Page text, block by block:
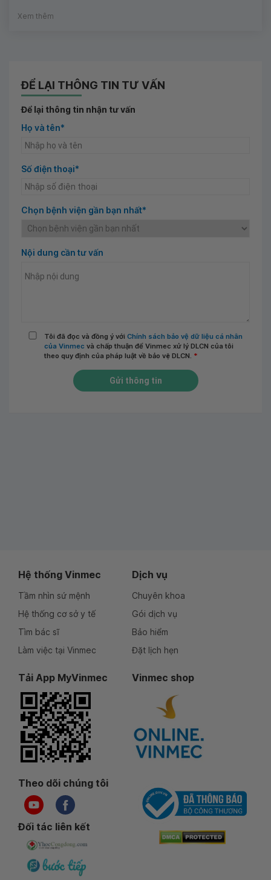
Xem thêm
ĐỂ LẠI THÔNG TIN TƯ VẤN
Để lại thông tin nhận tư vấn
Họ và tên*
Số điện thoại*
Chọn bệnh viện gần bạn nhất*
Nội dung cần tư vấn
Tôi đã đọc và đồng ý với Chính sách bảo vệ dữ liệu cá nhân
của Vinmec và chấp thuận để Vinmec xử lý DLCN của tôi
theo quy định của pháp luật về bảo vệ DLCN. *
Gửi thông tin
Hệ thống Vinmec
Tầm nhìn sứ mệnh
Hệ thống cơ sở y tế
Tìm bác sĩ
Làm việc tại Vinmec
Dịch vụ
Chuyên khoa
Gói dịch vụ
Bảo hiểm
Đặt lịch hẹn
Tải App MyVinmec Vinmec shop
Theo dõi chúng tôi
Đối tác liên kết